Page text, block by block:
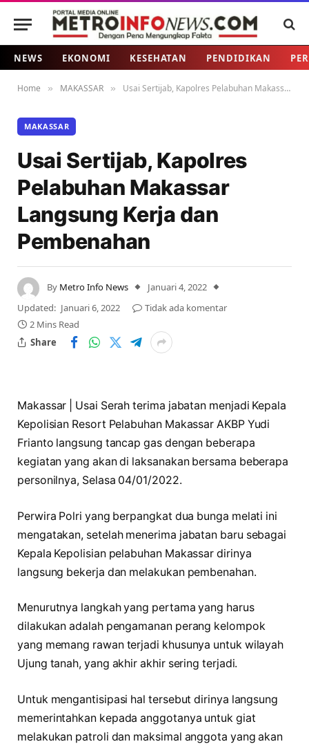
NEWS EKONOMI KESEHATAN PENDIDIKAN
Home » MAKASSAR » Usai Sertijab, Kapolres Pelabuhan Makassar Langsung Kerja dan Pembenahan
MAKASSAR
Usai Sertijab, Kapolres
Pelabuhan Makassar
Langsung Kerja dan
Pembenahan
By Metro Info News
Januari 4, 2022
Updated: Januari 6, 2022
Tidak ada komentar
2 Mins Read
Share
Makassar | Usai Serah terima jabatan menjadi Kepala
Kepolisian Resort Pelabuhan Makassar AKBP Yudi
Frianto langsung tancap gas dengan beberapa
kegiatan yang akan di laksanakan bersama beberapa
personilnya, Selasa 04/01/2022.
Perwira Polri yang berpangkat dua bunga melati ini
mengatakan, setelah menerima jabatan baru sebagai
Kepala Kepolisian pelabuhan Makassar dirinya
langsung bekerja dan melakukan pembenahan.
Menurutnya langkah yang pertama yang harus
dilakukan adalah pengamanan perang kelompok
yang memang rawan terjadi khusunya untuk wilayah
Ujung tanah, yang akhir akhir sering terjadi.
Untuk mengantisipasi hal tersebut dirinya langsung
memerintahkan kepada anggotanya untuk giat
melakukan patroli dan maksimal anggota yang akan